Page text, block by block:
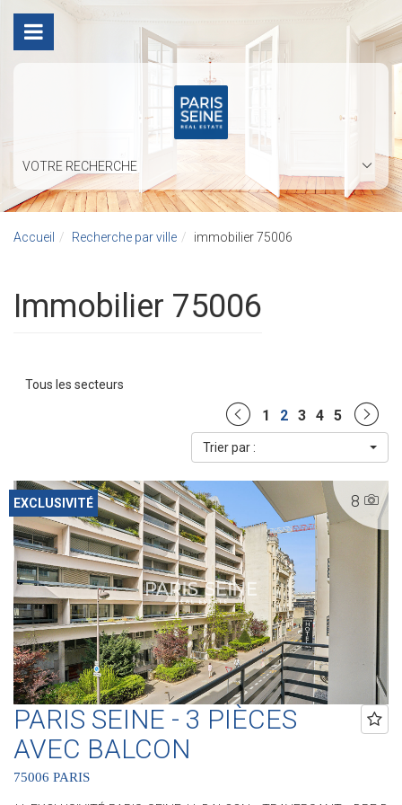
VOTRE RECHERCHE
Accueil Recherche par ville immobilier 75006
immobilier 75006
Tous les secteurs
1 2 3 4 5
Trier par :
8
EXCLUSIVITÉ
PARIS SEINE - 3 PIÈCES
AVEC BALCON
75006 PARIS